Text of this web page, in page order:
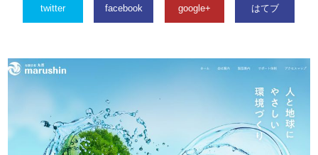
twitter facebook google+ はてブ